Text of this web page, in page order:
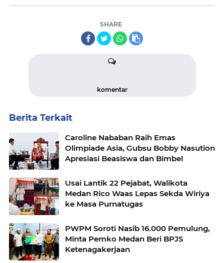
SHARE
komentar
Berita Terkait
Caroline Nababan Raih Emas
Olimpiade Asia, Gubsu Bobby Nasution
Apresiasi Beasiswa dan Bimbel
Usai Lantik 22 Pejabat, Walikota
Medan Rico Waas Lepas Sekda Wiriya
ke Masa Purnatugas
PWPM Soroti Nasib 16.000 Pemulung,
Minta Pemko Medan Beri BPJS
Ketenagakerjaan